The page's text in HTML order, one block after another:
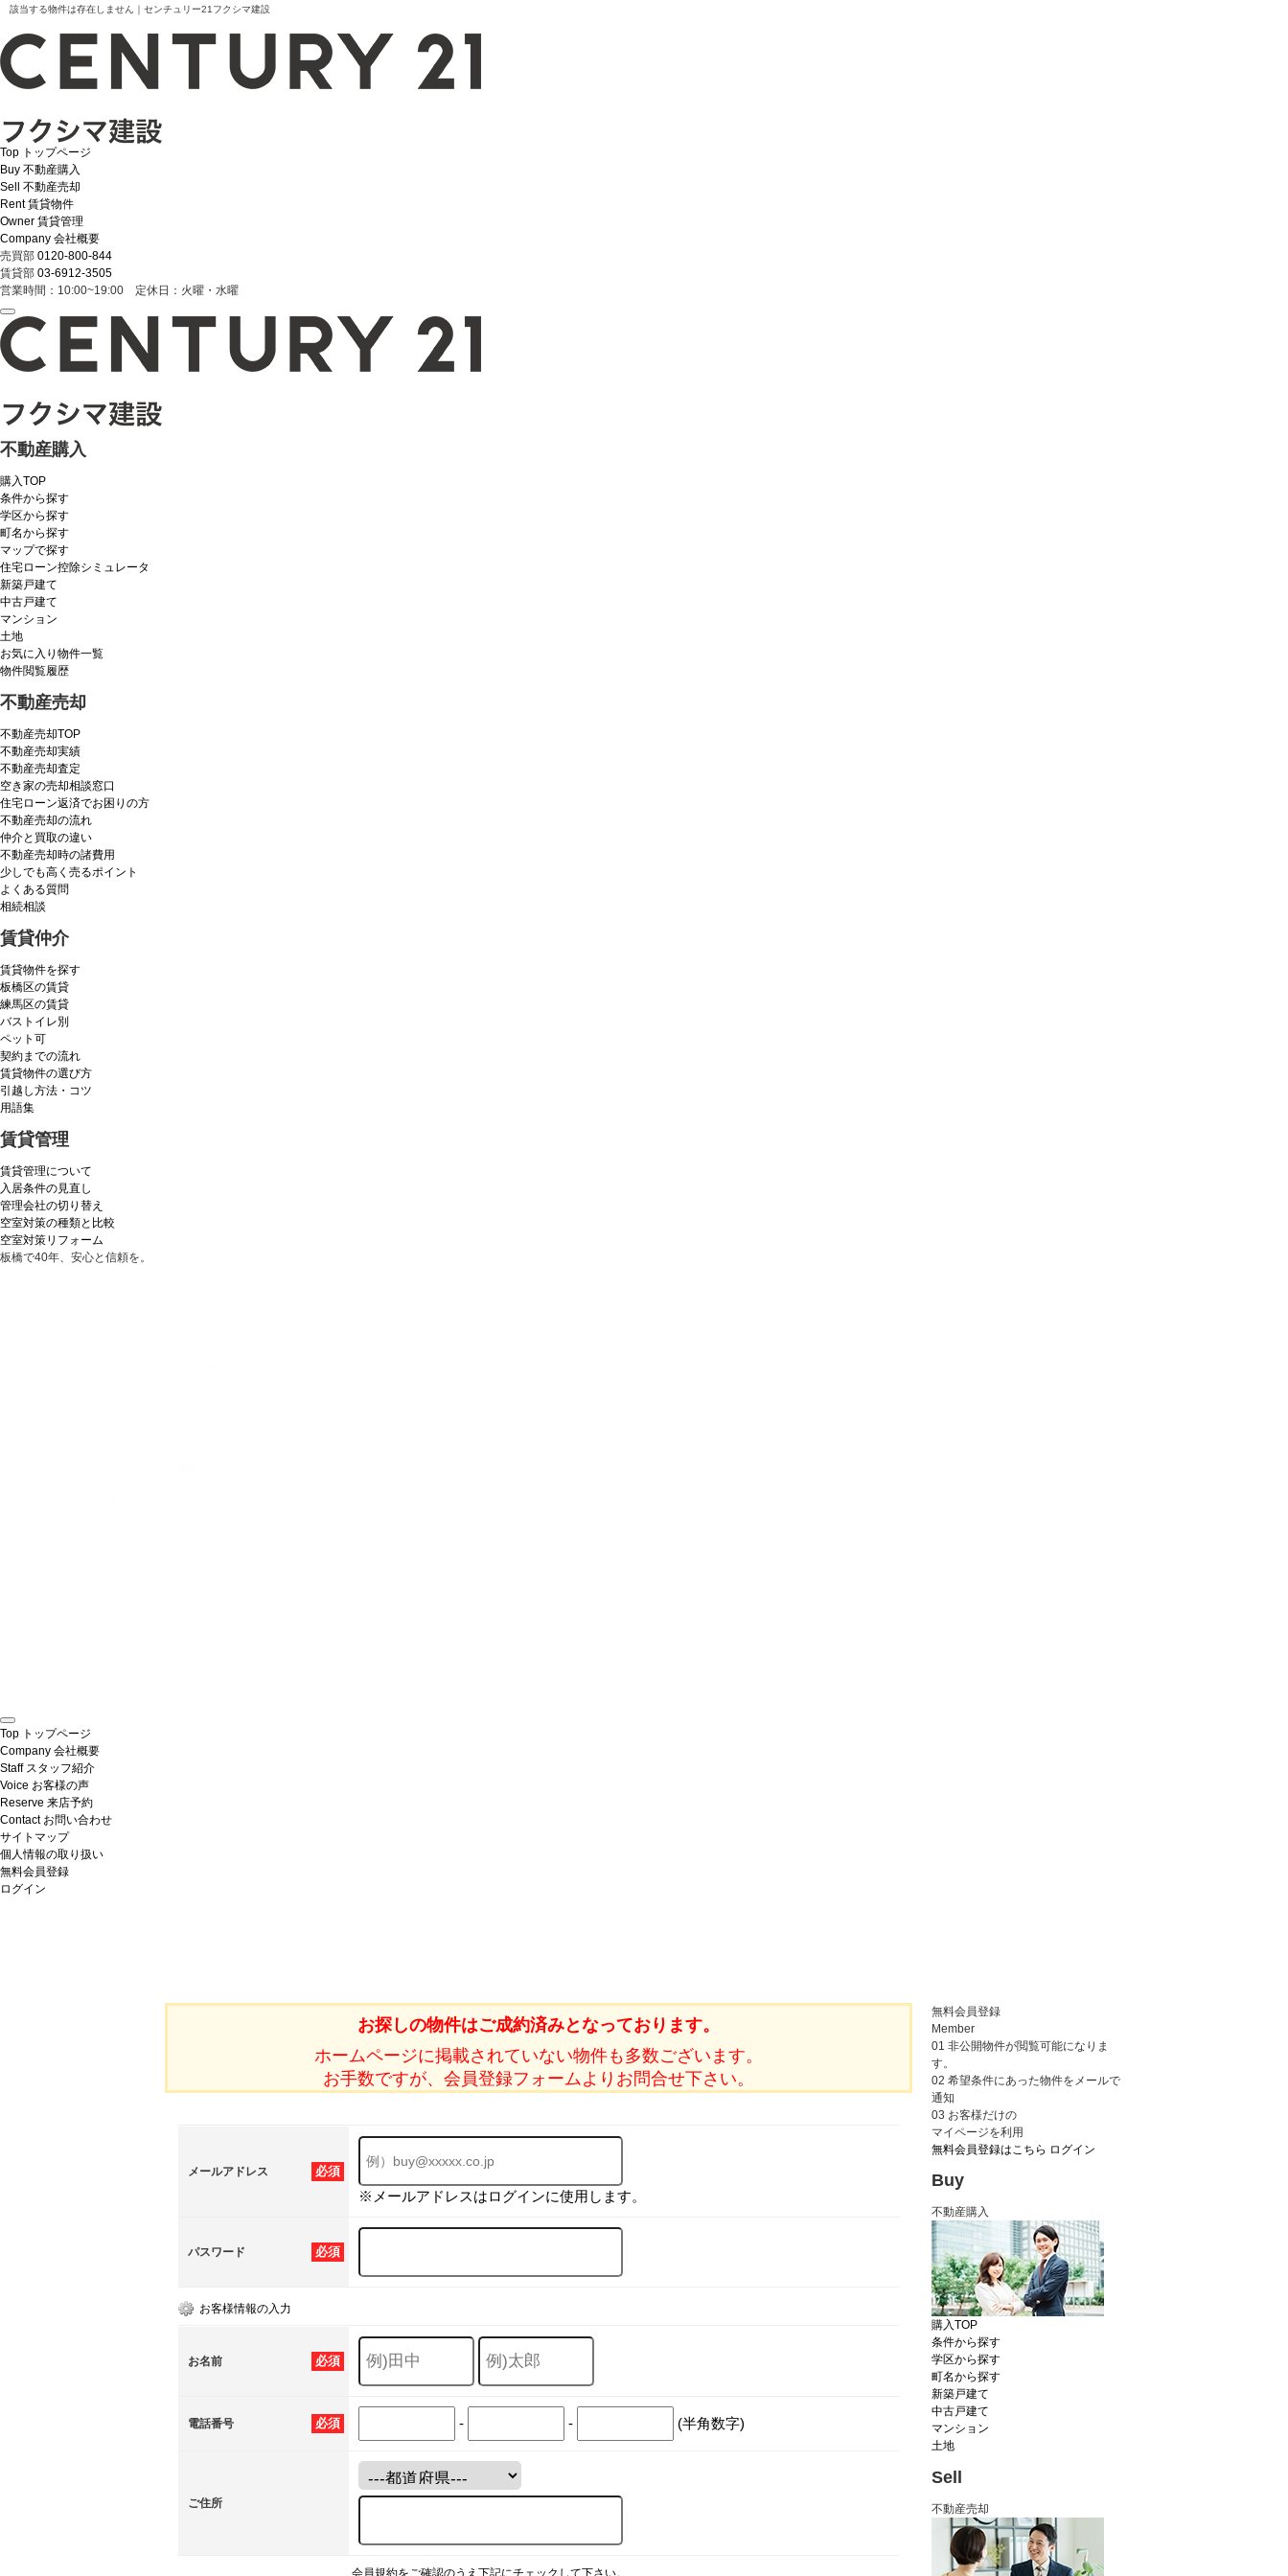
該当する物件は存在しません｜センチュリー21フクシマ建設
Top トップページ
Buy 不動産購入
Sell
不動産売却
Rent 賃貸物件
Owner 賃貸管理
Company 会社概要
売買部 0120-800-844
賃貸部 03-6912-3505
営業時間：10:00~19:00 定休日：火曜・水曜
不動産購入
購入TOP
条件から探す
学区から探す
町名から探す
マップで探す
住宅ローン控除シミュレータ
新築戸建て
中古戸建て
マンション
土地
お気に入り物件一覧
物件閲覧履歴
不動産売却
不動産売却TOP
不動産売却実績
不動産売却査定
空き家の売却相談窓口
住宅ローン返済でお困りの方
不動産売却の流れ
仲介と買取の違い
不動産売却時の諸費用
少しでも高く売るポイント
よくある質問
相続相談
賃貸仲介
賃貸物件を探す
板橋区の賃貸
練馬区の賃貸
バストイレ別
ペット可
契約までの流れ
賃貸物件の選び方
引越し方法・コツ
用語集
賃貸管理
賃貸管理について
入居条件の見直し
管理会社の切り替え
空室対策の種類と比較
空室対策リフォーム
板橋で40年、安心と信頼を。
Top トップページ
Company 会社概要
Staff スタッフ紹介
Voice お客様の声
Reserve 来店予約
Contact お問い合わせ
サイトマップ
個人情報の取り扱い
無料会員登録
ログイン
お探しの物件はご成約済みとなっております。
ホームページに掲載されていない物件も多数ございます。
お手数ですが、会員登録フォームよりお問合せ下さい。
必須
メールアドレス
※メールアドレスはログインに使用します。
必須
パスワード
お客様情報の入力
必須
お名前
必須
電話番号 - - (半角数字)
ご住所
会員規約をご確認のうえ下記にチェックして下さい。
無料会員登録
Member
01 非公開物件が閲覧可能になりま
す。
02 希望条件にあった物件をメールで
通知
03 お客様だけの
マイページを利用
無料会員登録はこちら ログイン
Buy
不動産購入
購入TOP
条件から探す
学区から探す
町名から探す
新築戸建て
中古戸建て
マンション
土地
Sell
不動産売却